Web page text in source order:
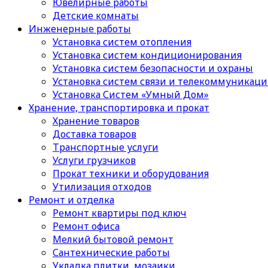
Детские комнаты
Инженерные работы
Установка систем отопления
Установка систем кондиционирования
Установка систем безопасности и охраны
Установка систем связи и
Установка Систем «Умный Дом»
Хранение, транспортировка и прокат
Хранение товаров
Доставка товаров
Транспортные услуги
Услуги грузчиков
Прокат техники и оборудования
Утилизация отходов
Ремонт и отделка
Ремонт квартиры под ключ
Ремонт офиса
Мелкий бытовой ремонт
Сантехнические работы